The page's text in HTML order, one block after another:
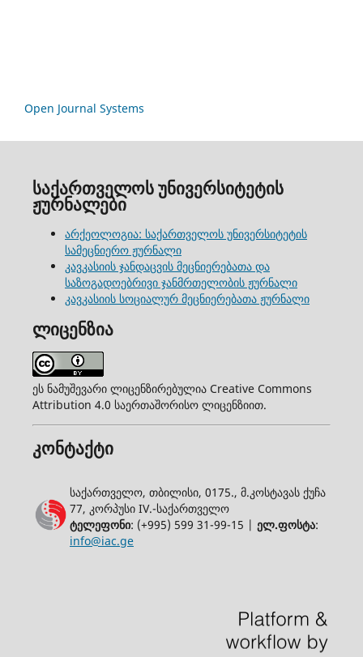
Open Journal Systems
საქართველოს უნივერსიტეტის
ჟურნალები
არქეოლოგია: საქართველოს უნივერსიტეტის
სამეცნიერო ჟურნალი
კავკასიის ჯანდაცვის მეცნიერებათა და
საზოგადოებრივი ჯანმრთელობის ჟურნალი
კავკასიის სოციალურ მეცნიერებათა ჟურნალი
ლიცენზია
ეს ნამუშევარი ლიცენზირებულია Creative Commons
Attribution 4.0 საერთაშორისო ლიცენზიით.
კონტაქტი
საქართველო, თბილისი, 0175., მ.კოსტავას ქუჩა
77, კორპუსი IV.-საქართველო
ტელეფონი: (+995) 599 31-99-15 | ელ.ფოსტა:
info@iac.ge